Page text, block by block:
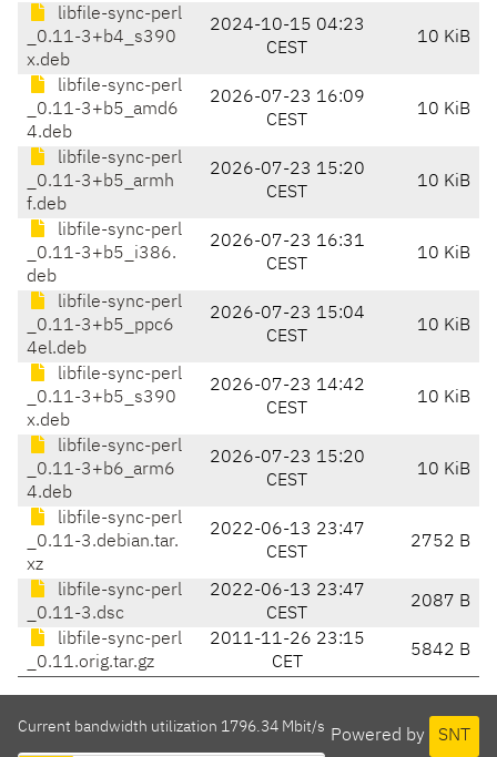
libfile-sync-perl
_0.11-3+b4_s390
x.deb
2024-10-15 04:23
CEST
10 KiB
libfile-sync-perl
_0.11-3+b5_amd6
4.deb
2026-07-23 16:09
CEST
10 KiB
libfile-sync-perl
_0.11-3+b5_armh
f.deb
2026-07-23 15:20
CEST
10 KiB
libfile-sync-perl
_0.11-3+b5_i386.
deb
2026-07-23 16:31
CEST
10 KiB
libfile-sync-perl
_0.11-3+b5_ppc6
4el.deb
2026-07-23 15:04
CEST
10 KiB
libfile-sync-perl
_0.11-3+b5_s390
x.deb
2026-07-23 14:42
CEST
10 KiB
libfile-sync-perl
_0.11-3+b6_arm6
4.deb
2026-07-23 15:20
CEST
10 KiB
libfile-sync-perl
_0.11-3.debian.tar.
xz
2022-06-13 23:47
CEST
2752 B
libfile-sync-perl
_0.11-3.dsc
2022-06-13 23:47
CEST
2087 B
libfile-sync-perl
_0.11.orig.tar.gz
2011-11-26 23:15
CET
5842 B
Powered by SNT
Current bandwidth utilization 1796.34 Mbit/s